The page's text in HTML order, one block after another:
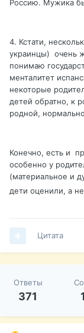
Россию. Мужика
4. Кстати,
украинцы) очень
понимаю
менталитет
некоторые
детей обратно, к
родной,
Конечно, есть и
особенно у
(материальное и
дети оценили, а
Цитата
Ответы
371